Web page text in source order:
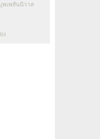
พเพสันนิวาส
ง